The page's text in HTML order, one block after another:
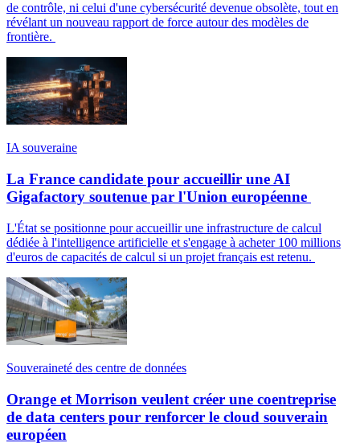
de contrôle, ni celui d'une cybersécurité devenue obsolète, tout en
révélant un nouveau rapport de force autour des modèles de
frontière.
IA souveraine
La France candidate pour accueillir une AI
Gigafactory soutenue par l'Union européenne
L'État se positionne pour accueillir une infrastructure de calcul
dédiée à l'intelligence artificielle et s'engage à acheter 100 millions
d'euros de capacités de calcul si un projet français est retenu.
Souveraineté des centre de données
Orange et Morrison veulent créer une coentreprise
de data centers pour renforcer le cloud souverain
européen